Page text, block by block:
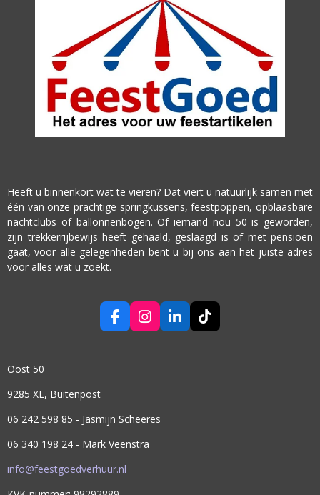
Heeft u binnenkort wat te vieren? Dat viert u natuurlijk samen met
één van onze prachtige springkussens, feestpoppen, opblaasbare
nachtclubs of ballonnenbogen. Of iemand nou 50 is geworden,
zijn trekkerrijbewijs heeft gehaald, geslaagd is of met pensioen
gaat, voor alle gelegenheden bent u bij ons aan het juiste adres
voor alles wat u zoekt.
F
A
K
I
N
A
L
I
T
I
Oost 50
9285 XL, Buitenpost
06 242 598 85 - Jasmijn Scheeres
06 340 198 24 - Mark Veenstra
info@feestgoedverhuur.nl